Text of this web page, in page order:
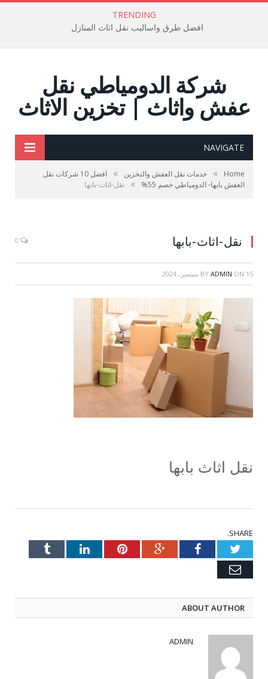
TRENDING
افضل طرق واساليب نقل اثاث المنازل
شركة الدومياطي نقل
عفش واثاث | تخزين الاثاث
NAVIGATE
Home
» خدمات نقل العفش والتخزين »
افضل 10 شركات نقل
العفش بابها- الدومياطي خصم 55%
» نقل-اثاث-بابها
نقل-اثاث-بابها
BY ADMIN ON 15 سبتمبر، 2024
نقل اثاث بابها
SHARE.
Twitter
Facebook
Google+
Pinterest
LinkedIn
Tumblr
Email
ABOUT AUTHOR
ADMIN